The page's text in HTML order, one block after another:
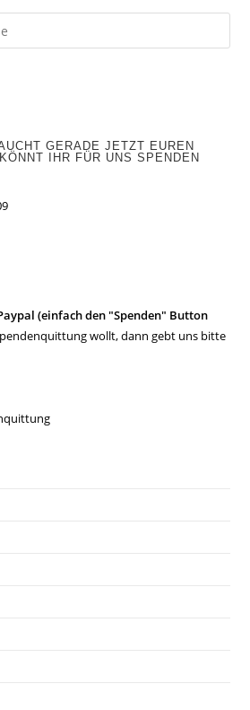
GERADE JETZT EUREN
IHR FÜR UNS SPENDEN
(einfach den "Spenden" Button
wollt, dann gebt uns bitte